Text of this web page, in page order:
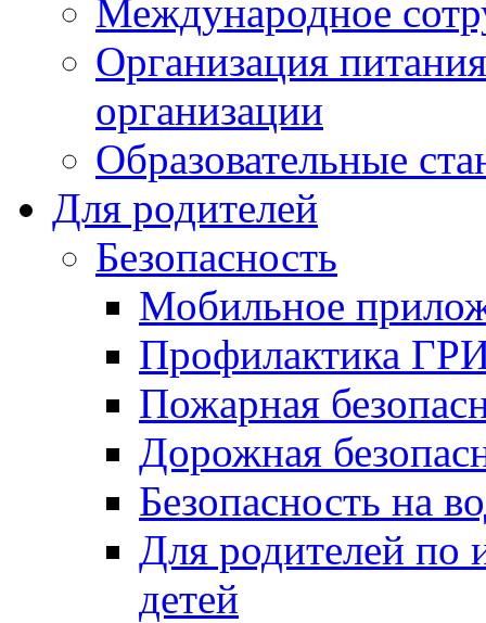
Международное
Организация
организации
Образовательные
Для родителей
Безопасность
Мобильное
Профилактика
Пожарная
Дорожная
Безопасность на
Для родителей по
детей